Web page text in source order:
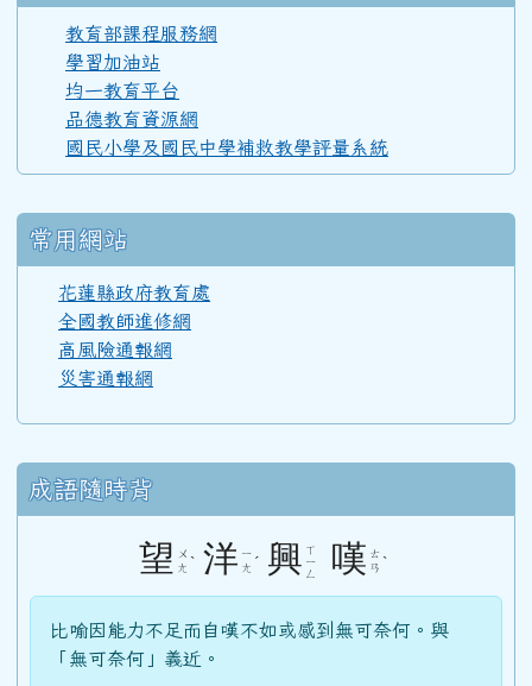
110學年度(111年6月)第52屆教師
106學年度(107年6月)第48屆教師
教育部課程服務網
學習加油站
均一教育平台
品德教育資源網
國民小學及國民中學補救教學評量系統
常用網站
花蓮縣政府教育處
全國教師進修網
高風險通報網
災害通報網
成語隨時背
望 ㄨ
ㄤ ˋ 洋 ㄧ
ㄤ ˊ 興 ㄒ
ㄧ
ㄥ
嘆 ㄊ
ㄢ ˋ
比喻因能力不足而自嘆不如或感到無可奈何。與
「無可奈何」義近。